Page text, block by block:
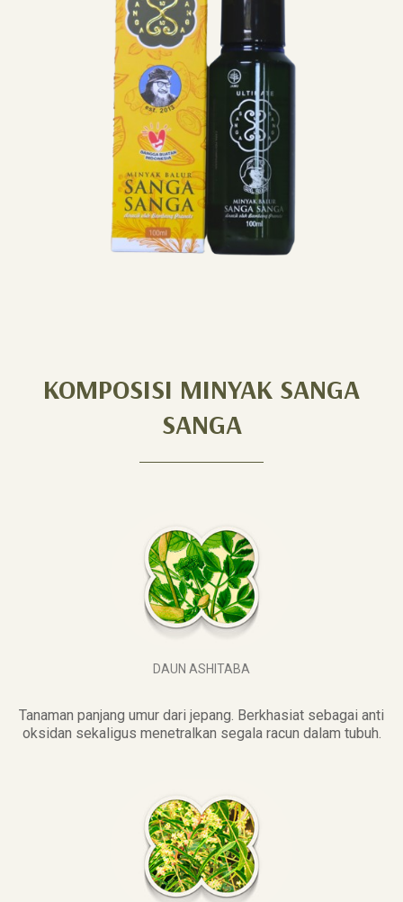
KOMPOSISI MINYAK SANGA
SANGA
DAUN ASHITABA
Tanaman panjang umur dari jepang. Berkhasiat sebagai anti
oksidan sekaligus menetralkan segala racun dalam tubuh.